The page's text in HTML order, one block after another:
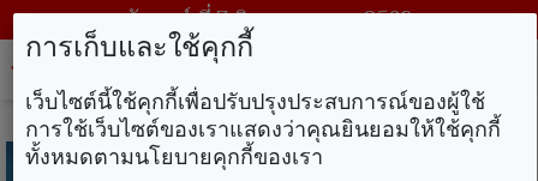
วันศุกร์ ที่ 7 สิงหาคม พ.ศ. 2569
การเก็บและใช้คุกกี้
เว็บไซต์นี้ใช้คุกกี้เพื่อปรับปรุงประสบการณ์ของผู้ใช้
การใช้เว็บไซต์ของเราแสดงว่าคุณยินยอมให้ใช้คุกกี้
ทั้งหมดตามนโยบายคุกกี้ของเรา